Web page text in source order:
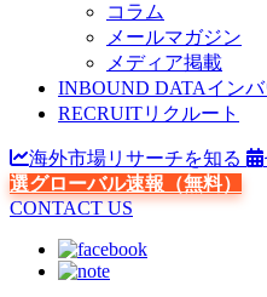
コラム
メールマガジン
メディア掲載
INBOUND DATAイン
RECRUITリクルート
海外市場リサーチを知る
選グローバル速報（無料）
CONTACT US